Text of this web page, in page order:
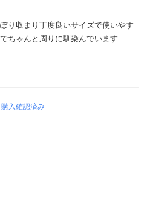
り収まり丁度良いサイズで使いやす
ちゃんと周りに馴染んでいます
購入確認済み